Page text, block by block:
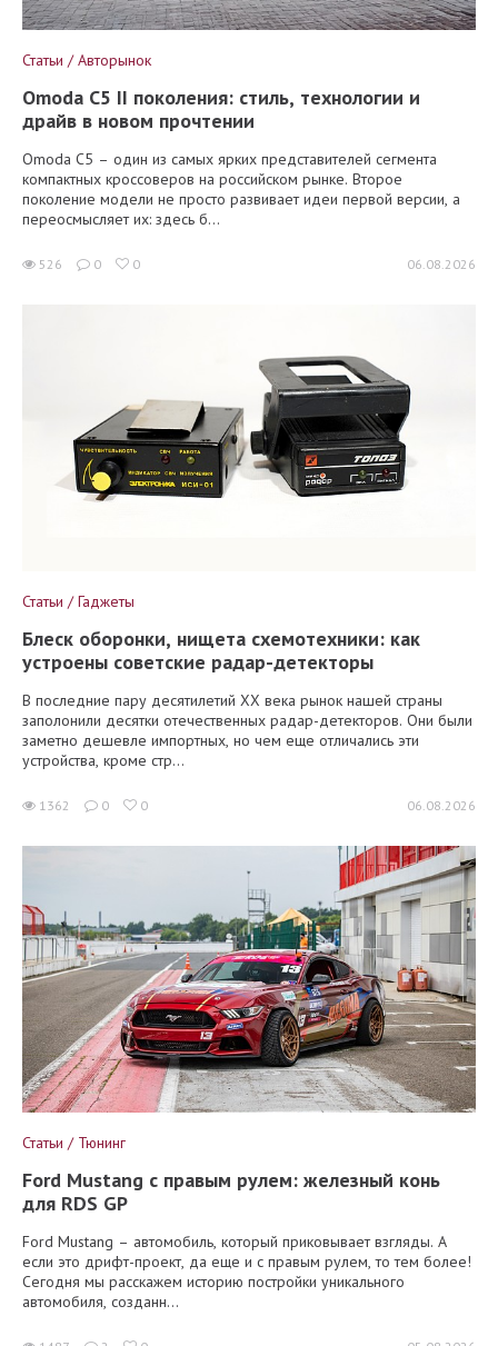
Статьи / Авторынок
Omoda C5 II поколения: стиль, технологии и
драйв в новом прочтении
Omoda C5 – один из самых ярких представителей сегмента
компактных кроссоверов на российском рынке. Второе
поколение модели не просто развивает идеи первой версии, а
переосмысляет их: здесь б...
526 0 0 06.08.2026
Статьи / Гаджеты
Блеск оборонки, нищета схемотехники: как
устроены советские радар-детекторы
В последние пару десятилетий XX века рынок нашей страны
заполонили десятки отечественных радар-детекторов. Они были
заметно дешевле импортных, но чем еще отличались эти
устройства, кроме стр...
1362 0 0 06.08.2026
Статьи / Тюнинг
Ford Mustang с правым рулем: железный конь
для RDS GP
Ford Mustang – автомобиль, который приковывает взгляды. А
если это дрифт-проект, да еще и с правым рулем, то тем более!
Сегодня мы расскажем историю постройки уникального
автомобиля, созданн...